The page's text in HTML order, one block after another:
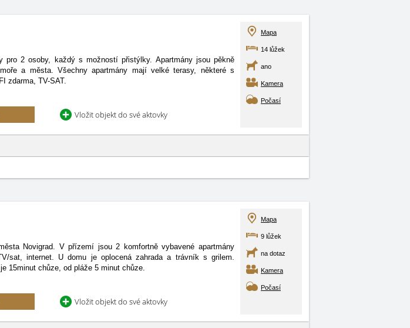
pro 2 osoby, každý s možností přistýlky. Apartmány jsou pěkně
a města. Všechny apartmány mají velké terasy, některé s
zdarma, TV-SAT.
Vložit objekt do své aktovky
Mapa
14 lůžek
ano
Kamera
Počasí
Novigrad. V přízemí jsou 2 komfortně vybavené apartmány
sat, internet. U domu je oplocená zahrada a trávník s grilem.
15minut chůze, od pláže 5 minut chůze.
Vložit objekt do své aktovky
Mapa
9 lůžek
na dotaz
Kamera
Počasí